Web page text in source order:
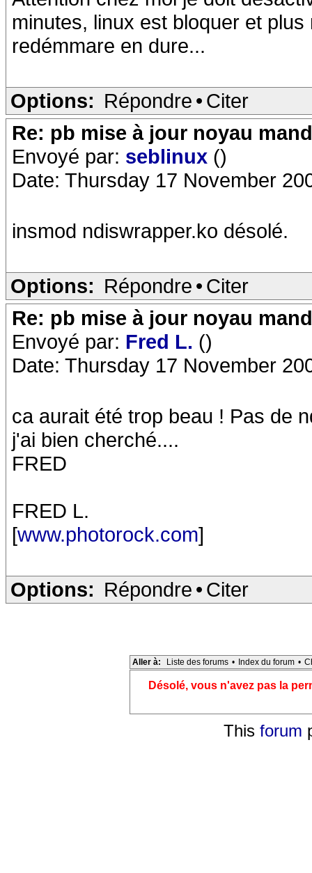
minutes, linux est bloquer et
redémmare en dure...
Options: Répondre • Citer
Re: pb mise à jour noyau
Envoyé par: seblinux ()
Date: Thursday 17 November
insmod ndiswrapper.ko désolé.
Options: Répondre • Citer
Re: pb mise à jour noyau
Envoyé par: Fred L. ()
Date: Thursday 17 November
ca aurait été trop beau ! Pas de
j'ai bien cherché....
FRED
FRED L.
[www.photorock.com]
Options: Répondre • Citer
Aller à: Liste des forums • Index du forum •
Désolé, vous n'avez pas la
This forum